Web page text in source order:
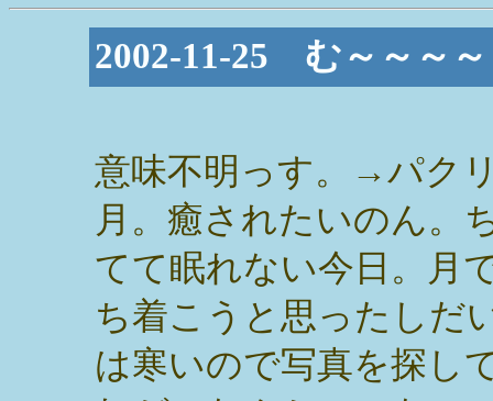
2002-11-25 む～～～
意味不明っす。→パク
月。癒されたいのん。
てて眠れない今日。月
ち着こうと思ったしだ
は寒いので写真を探し